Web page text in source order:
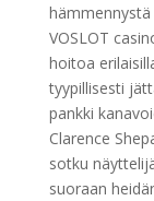
VOSLOT
hoitoa
tyypillisesti
pankki
Clarence
sotku
suoraan